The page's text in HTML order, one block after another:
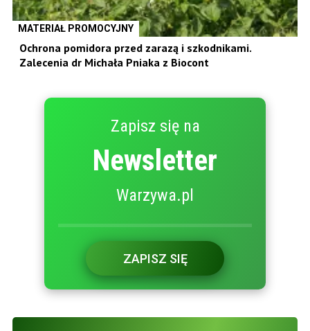
MATERIAŁ PROMOCYJNY
Ochrona pomidora przed zarazą i szkodnikami.
Zalecenia dr Michała Pniaka z Biocont
Zapisz się na
Newsletter
Warzywa.pl
ZAPISZ SIĘ